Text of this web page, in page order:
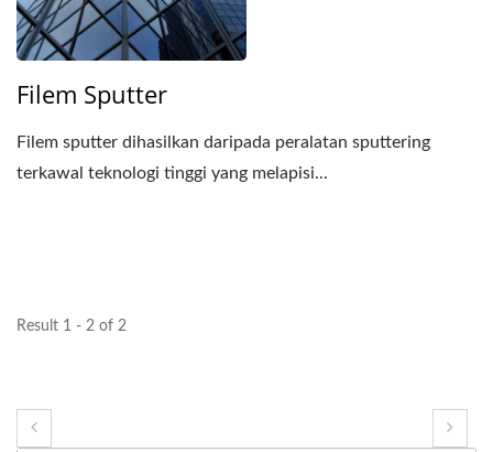
Filem Sputter
Filem sputter dihasilkan daripada peralatan sputtering
terkawal teknologi tinggi yang melapisi...
Result 1 - 2 of 2